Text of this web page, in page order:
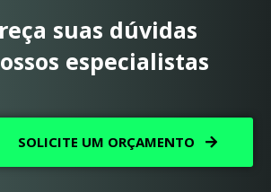
suas dúvidas
especialistas
SOLICITE UM ORÇAMENTO